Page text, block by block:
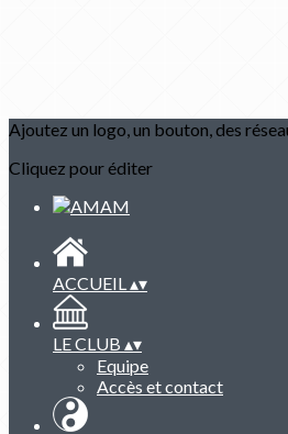
Ajoutez un logo, un bouton, des
Cliquez pour éditer
ACCUEIL▴▾
LE CLUB ▴▾
Equipe
Accès et contact